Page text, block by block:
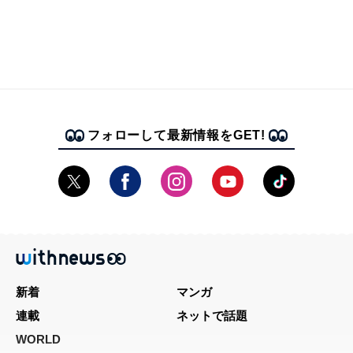
フォローして最新情報をGET!
新着
マンガ
連載
ネットで話題
WORLD